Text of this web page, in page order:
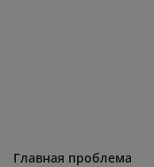
Главная проблема